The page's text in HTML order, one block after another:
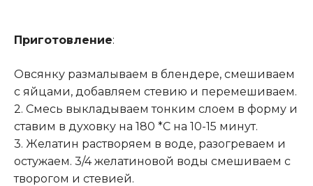
Приготовление:
Овсянку размалываем в блендере, смешиваем
с яйцами, добавляем стевию и перемешиваем.
2. Смесь выкладываем тонким слоем в форму и
ставим в духовку на 180 *С на 10-15 минут.
3. Желатин растворяем в воде, разогреваем и
остужаем. 3/4 желатиновой воды смешиваем с
творогом и стевией.